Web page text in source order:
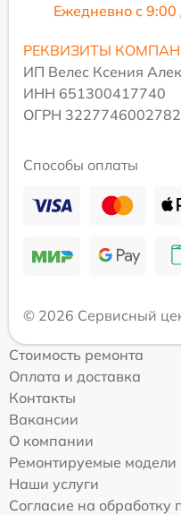
Ежедневно с 9:00
РЕКВИЗИТЫ
ИП Велес Ксения
ИНН 651300417740
ОГРН
Способы оплаты
© 2026 Сервисный
Стоимость ремонта
Оплата и доставка
Контакты
Вакансии
О компании
Ремонтируемые модели
Наши услуги
Согласие на